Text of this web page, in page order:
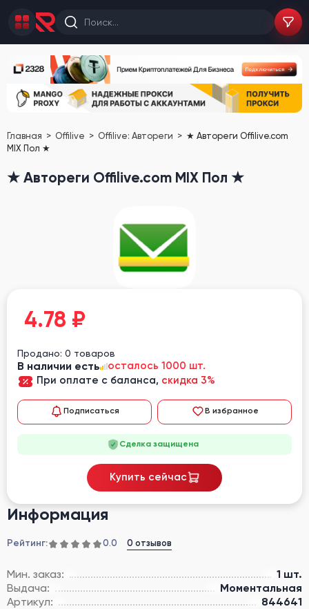
Главная Offilive Offilive: Автореги
★ Автореги Offilive.com
MIX Пол ★
★ Автореги Offilive.com MIX Пол ★
Информация
Рейтинг: 0.0 0 отзывов
Мин. заказ:
1 шт.
Выдача:
Моментальная
Артикул:
844641
4.78 ₽
Продано: 0 товаров
В наличии есть
осталось 1000 шт.
При оплате с баланса, скидка 3%
Подписаться В избранное
Сделка защищена
Купить сейчас